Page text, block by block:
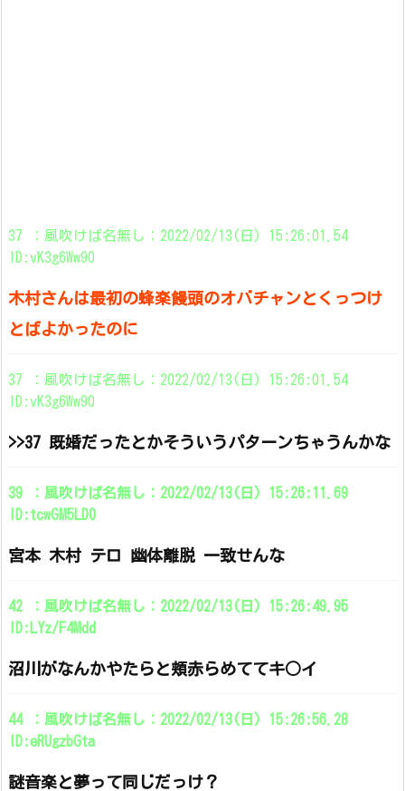
37 ：風吹けば名無し：2022/02/13(日) 15:26:01.54
ID:vK3g6Ww90
木村さんは最初の蜂楽饅頭のオバチャンとくっつけ
とばよかったのに
37 ：風吹けば名無し：2022/02/13(日) 15:26:01.54
ID:vK3g6Ww90
>>37 既婚だったとかそういうパターンちゃうんかな
39 ：風吹けば名無し：2022/02/13(日) 15:26:11.69
ID:tcwGM5LD0
宮本 木村 テロ 幽体離脱 一致せんな
42 ：風吹けば名無し：2022/02/13(日) 15:26:49.95
ID:LYz/F4Mdd
沼川がなんかやたらと頬赤らめててキ○イ
44 ：風吹けば名無し：2022/02/13(日) 15:26:56.28
ID:eRUgzbGta
謎音楽と夢って同じだっけ？